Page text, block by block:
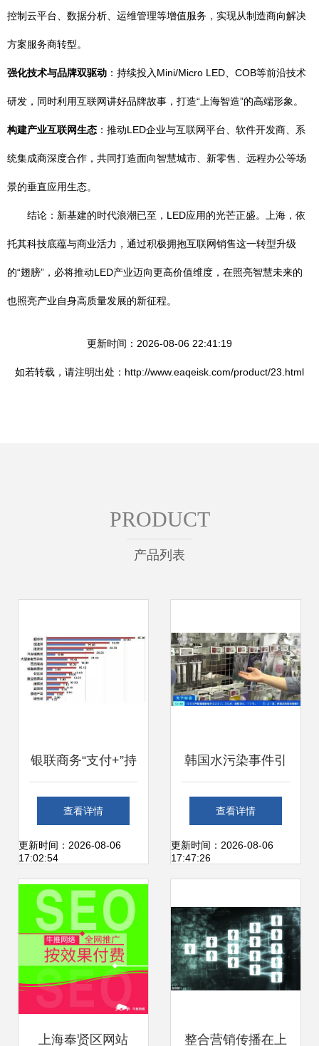
控制云平台、数据分析、运维管理等增值服务，实现从制造商向解决
方案服务商转型。
强化技术与品牌双驱动 ：持续投入Mini/Micro LED、COB等前沿技术
研发，同时利用互联网讲好品牌故事，打造“上海智造”的高端形象。
构建产业互联网生态 ：推动LED企业与互联网平台、软件开发商、系
统集成商深度合作，共同打造面向智慧城市、新零售、远程办公等场
景的垂直应用生态。
结论：新基建的时代浪潮已至，LED应用的光芒正盛。上海，依
托其科技底蕴与商业活力，通过积极拥抱互联网销售这一转型升级
的“翅膀”，必将推动LED产业迈向更高价值维度，在照亮智慧未来的
也照亮产业自身高质量发展的新征程。
更新时间：2026-08-06 22:41:19
如若转载，请注明出处：http://www.eaqeisk.com/product/23.html
PRODUCT
产品列表
银联商务“支付+”持
续发力，助力上海
互联网销售在疫情
防控常态化下稳健
增长
查看详情
更新时间：2026-08-06
17:02:54
韩国水污染事件引
发恐慌，净水设备
在华销量飙升
查看详情
更新时间：2026-08-06
17:47:26
上海奉贤区网站 整合营销传播在上